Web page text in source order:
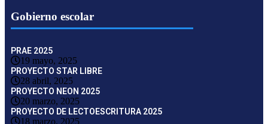
Gobierno escolar
PRAE 2025
19 mayo, 2025
PROYECTO STAR LIBRE
28 abril, 2025
PROYECTO NEON 2025
20 marzo, 2025
PROYECTO DE LECTOESCRITURA 2025
18 marzo, 2025